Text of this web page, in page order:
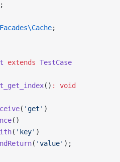
;
Cache;
extends TestCase
() :
void
( 'get' )
()
( 'key' )
( 'value' );